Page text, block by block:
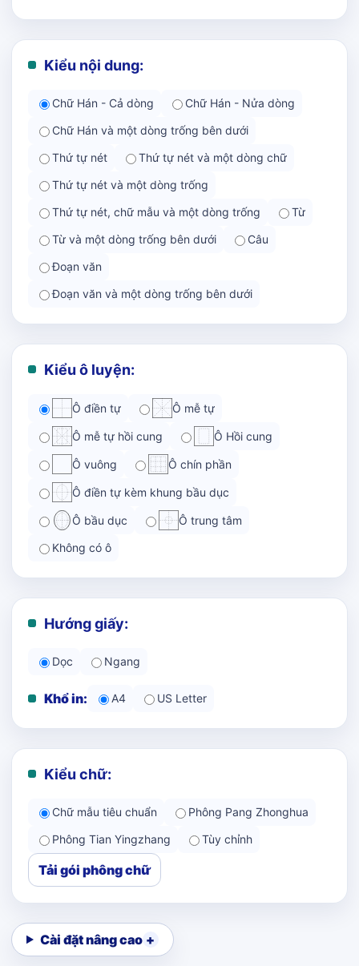
Kiểu nội dung:
Chữ Hán - Cả dòng
Chữ Hán - Nửa dòng
Chữ Hán và một dòng trống bên dưới
Thứ tự nét
Thứ tự nét và một dòng chữ
Thứ tự nét và một dòng trống
Thứ tự nét, chữ mẫu và một dòng trống
Từ
Từ và một dòng trống bên dưới
Câu
Đoạn văn
Đoạn văn và một dòng trống bên dưới
Kiểu ô luyện:
Ô điền tự Ô mễ tự
Ô mễ tự hồi cung Ô Hồi cung
Ô vuông Ô chín phần
Ô điền tự kèm khung bầu dục
Ô bầu dục Ô trung tâm
Không có ô
Hướng giấy:
Dọc Ngang
Khổ in: A4 US Letter
Kiểu chữ:
Chữ mẫu tiêu chuẩn
Phông Pang Zhonghua
Phông Tian Yingzhang
Tùy chỉnh
Tải gói phông chữ
Cài đặt nâng cao